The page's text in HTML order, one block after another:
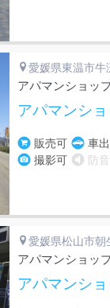
愛媛県東温市牛
アパマンショッ
アパマンシ
販売可 車
撮影可
防音
愛媛県松山市朝
アパマンショッ
アパマンシ